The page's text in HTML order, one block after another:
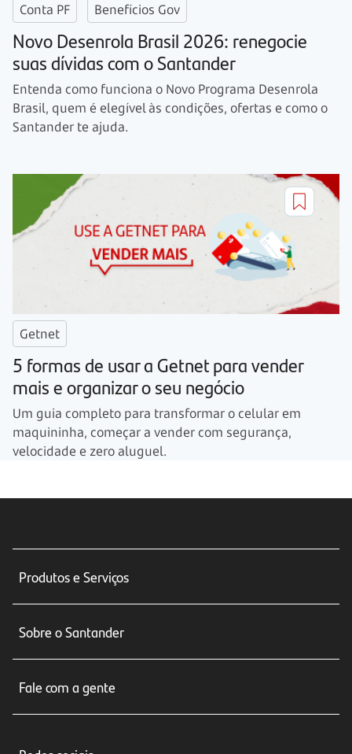
Conta PF Benefícios Gov
Novo Desenrola Brasil 2026: renegocie
suas dívidas com o Santander
Entenda como funciona o Novo Programa Desenrola
Brasil, quem é elegível às condições, ofertas e como o
Santander te ajuda.
Getnet
5 formas de usar a Getnet para vender
mais e organizar o seu negócio
Um guia completo para transformar o celular em
maquininha, começar a vender com segurança,
velocidade e zero aluguel.
Produtos e Serviços
Seguros
Crédito e Financiamentos
Sobre o Santander
Fale com a gente